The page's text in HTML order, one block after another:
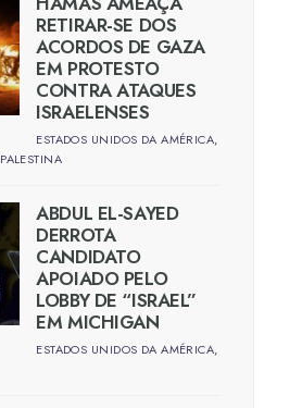
RETIRAR-SE DOS
ACORDOS DE GAZA
EM PROTESTO
CONTRA ATAQUES
ISRAELENSES
ESTADOS UNIDOS DA AMÉRICA,
PALESTINA
ABDUL EL-SAYED
DERROTA
CANDIDATO
APOIADO PELO
LOBBY DE “ISRAEL”
EM MICHIGAN
ESTADOS UNIDOS DA AMÉRICA,